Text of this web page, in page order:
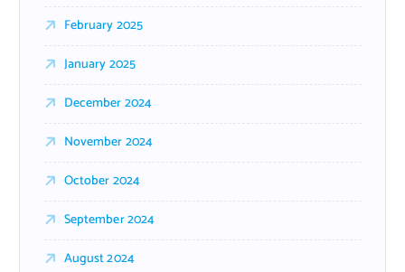
February 2025
January 2025
December 2024
November 2024
October 2024
September 2024
August 2024